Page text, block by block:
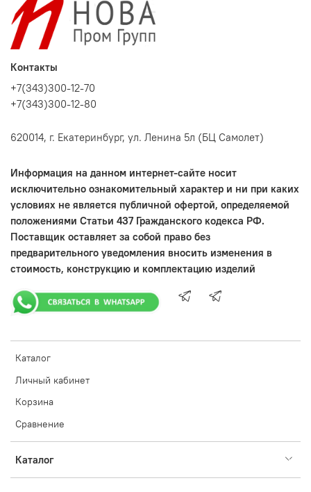
Каталог
Личный кабинет
Корзина
Сравнение
Каталог
Контакты
+7(343)300-12-70
+7(343)300-12-80
620014, г. Екатеринбург, ул. Ленина 5л (БЦ Самолет)
Информация на данном интернет-сайте носит
исключительно ознакомительный характер и ни при каких
условиях не является публичной офертой, определяемой
положениями Статьи 437 Гражданского кодекса РФ.
Поставщик оставляет за собой право без
предварительного уведомления вносить изменения в
стоимость, конструкцию и комплектацию изделий